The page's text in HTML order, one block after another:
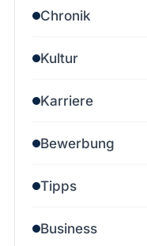
Chronik
Kultur
Karriere
Bewerbung
Tipps
Business